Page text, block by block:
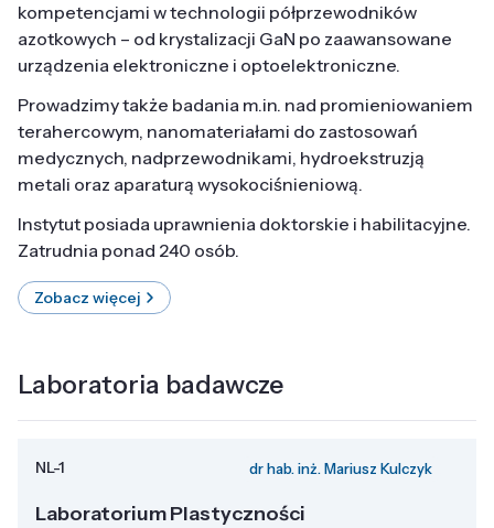
kompetencjami w technologii półprzewodników
azotkowych – od krystalizacji GaN po zaawansowane
urządzenia elektroniczne i optoelektroniczne.
Prowadzimy także badania m.in. nad promieniowaniem
terahercowym, nanomateriałami do zastosowań
medycznych, nadprzewodnikami, hydroekstruzją
metali oraz aparaturą wysokociśnieniową.
Instytut posiada uprawnienia doktorskie i habilitacyjne.
Zatrudnia ponad 240 osób.
Zobacz więcej
Laboratoria badawcze
NL-1 dr hab. inż. Mariusz Kulczyk
Laboratorium Plastyczności